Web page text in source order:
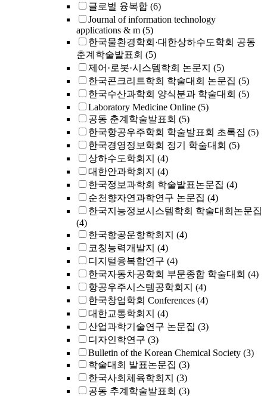
글로벌 융복합 (6)
Journal of information technology
applications & m (5)
한국물환경학회·대한상하수도학회 공동
춘계학술발표회 (5)
제어·로봇·시스템학회 논문지 (5)
한국콘크리트학회 학술대회 논문집 (5)
한국수산과학회 양식분과 학술대회 (5)
Laboratory Medicine Online (5)
공동 춘계학술발표회 (5)
한국항공우주학회 학술발표회 초록집 (5)
한국경영정보학회 정기 학술대회 (5)
상하수도학회지 (4)
대한안과학회지 (4)
한국정보과학회 학술발표논문집 (4)
순천향자연과학연구 논문집 (4)
한국지능정보시스템학회 학술대회논문집
(4)
한국항공운항학회지 (4)
코칭능력개발지 (4)
디지털융복합연구 (4)
한국자동차공학회 부문종합 학술대회 (4)
항공우주시스템공학회지 (4)
한국창업학회 Conferences (4)
대한교통학회지 (4)
산업과학기술연구 논문집 (3)
디자인학연구 (3)
Bulletin of the Korean Chemical Society (3)
학술대회 발표논문집 (3)
한국사회체육학회지 (3)
공동 추계학술발표회 (3)